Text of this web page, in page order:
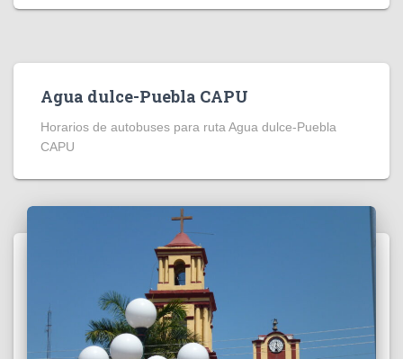
Agua dulce-Puebla CAPU
Horarios de autobuses para ruta Agua dulce-Puebla
CAPU